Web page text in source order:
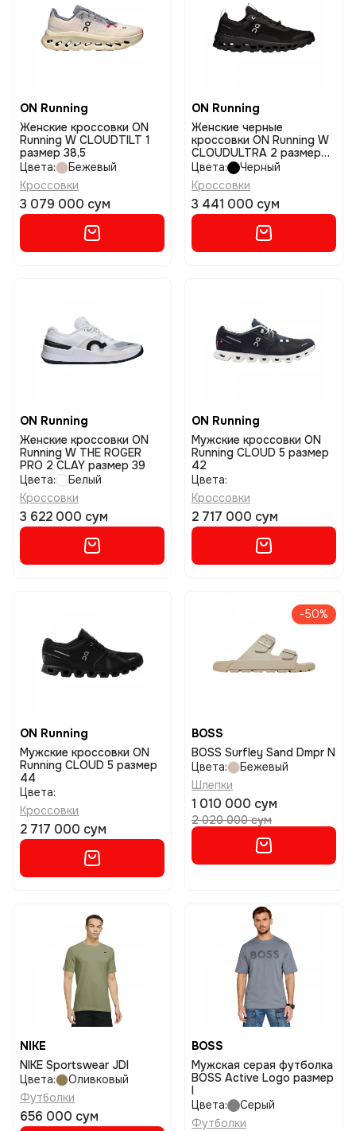
ON Running
Женские кроссовки ON
Running W CLOUDTILT 1
размер 38,5
Цвета:
Бежевый
Кроссовки
3 079 000 сум
ON Running
Женские черные
кроссовки ON Running W
CLOUDULTRA 2 размер
39
Цвета:
Черный
Кроссовки
3 441 000 сум
ON Running
Женские кроссовки ON
Running W THE ROGER
PRO 2 CLAY размер 39
Цвета:
Белый
Кроссовки
3 622 000 сум
ON Running
Мужские кроссовки ON
Running CLOUD 5 размер
42
Цвета:
Кроссовки
2 717 000 сум
ON Running
Мужские кроссовки ON
Running CLOUD 5 размер
44
Цвета:
Кроссовки
2 717 000 сум
-50%
BOSS
BOSS Surfley Sand Dmpr N
Цвета:
Бежевый
Шлепки
1 010 000 сум
2 020 000 сум
NIKE
NIKE Sportswear JDI
Цвета:
Оливковый
Футболки
656 000 сум
BOSS
Мужская серая футболка
BOSS Active Logo размер
l
Цвета:
Серый
Футболки